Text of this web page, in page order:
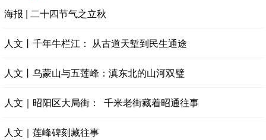
海报 | 二十四节气之立秋
人文丨千年牛栏江： 从古道天堑到民生通途
人文丨乌蒙山与五莲峰：滇东北的山河双璧
人文｜昭阳区大局街： 千米老街藏着昭通往事
人文｜莲峰碑刻藏往事